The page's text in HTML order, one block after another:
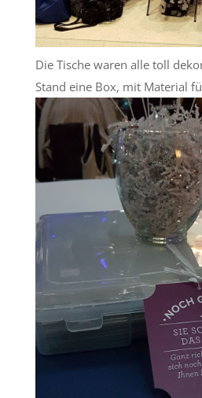
Die Tische waren alle toll
Stand eine Box, mit Material